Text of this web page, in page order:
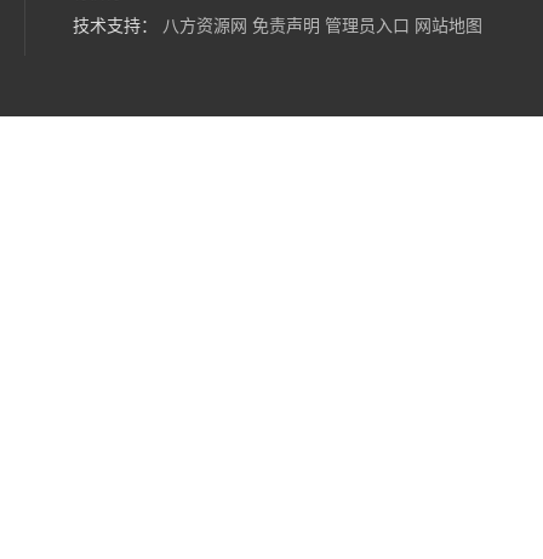
电子级环丁砜1126 金属离子总数＜20ppb
技术支持： 八方资源网 免责声明 管理员入口 网站地图